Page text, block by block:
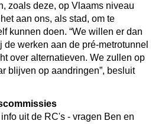
zoals deze, op Vlaams niveau
aan ons, als stad, om te
kunnen doen. “We willen er dan
de werken aan de pré-metrotunnel
over alternatieven. We zullen op
blijven op aandringen”, besluit
uit de RC's - vragen Ben en